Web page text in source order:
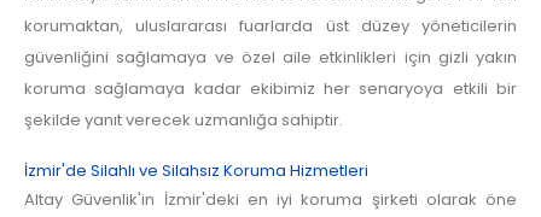
korumaktan, uluslararası fuarlarda üst düzey yöneticilerin
güvenliğini sağlamaya ve özel aile etkinlikleri için gizli yakın
koruma sağlamaya kadar ekibimiz her senaryoya etkili bir
şekilde yanıt verecek uzmanlığa sahiptir.
İzmir'de Silahlı ve Silahsız Koruma Hizmetleri
Altay Güvenlik'in İzmir'deki en iyi koruma şirketi olarak öne